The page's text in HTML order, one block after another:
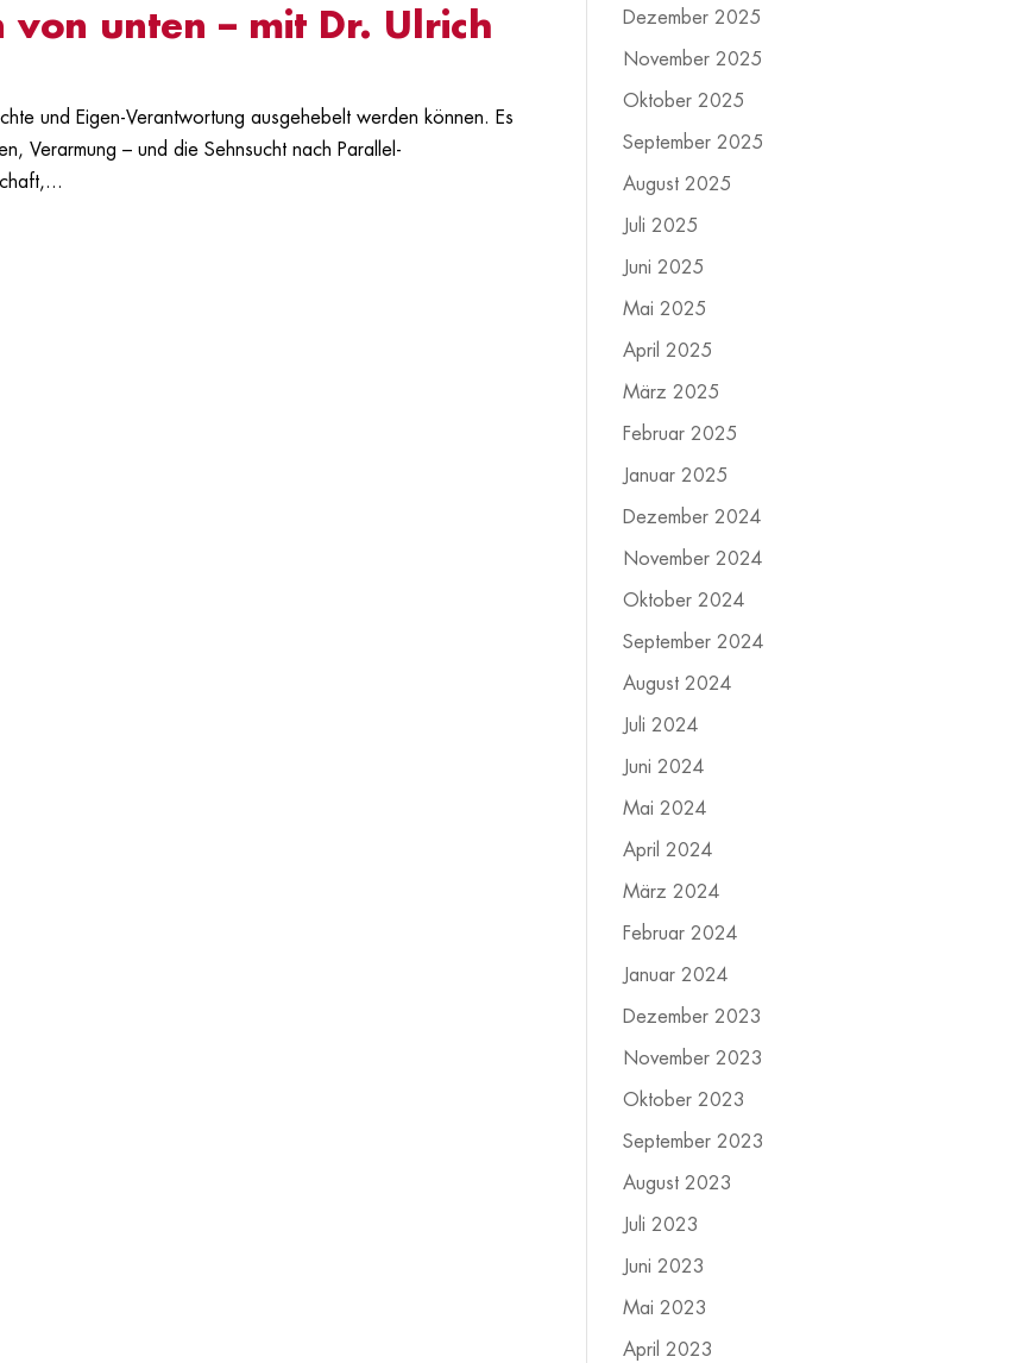
unten – mit Dr. Ulrich
und Eigen-Verantwortung ausgehebelt werden können. Es
Verarmung – und die Sehnsucht nach Parallel-
Dezember 2025
November 2025
Oktober 2025
September 2025
August 2025
Juli 2025
Juni 2025
Mai 2025
April 2025
März 2025
Februar 2025
Januar 2025
Dezember 2024
November 2024
Oktober 2024
September 2024
August 2024
Juli 2024
Juni 2024
Mai 2024
April 2024
März 2024
Februar 2024
Januar 2024
Dezember 2023
November 2023
Oktober 2023
September 2023
August 2023
Juli 2023
Juni 2023
Mai 2023
April 2023